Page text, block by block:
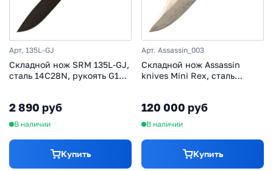
Арт. 135L-GJ
Складной нож SRM 135L-GJ,
сталь 14C28N, рукоять G10,
2 890 руб
В наличии
Купить
Арт. Assassin_003
Складной нож Assassin
knives Mini Rex, сталь
120 000 руб
В наличии
Купить